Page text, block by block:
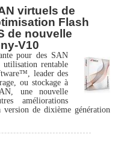
virtuels de
Flash
de nouvelle
V10
pour des SAN
rentable
leader des
ou stockage à
une nouvelle
améliorations
de dixième génération